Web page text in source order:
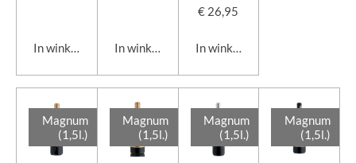
In winkelwagen In winkelwagen
€ 26,95
In winkelwagen
Magnum
(1,5l.)
Magnum
(1,5l.)
Magnum
(1,5l.)
Magnum
(1,5l.)